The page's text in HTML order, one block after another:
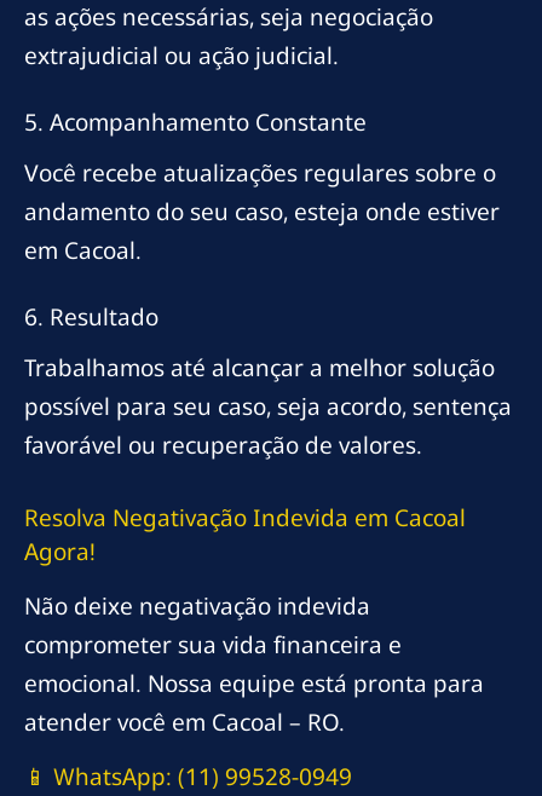
as ações necessárias, seja negociação
extrajudicial ou ação judicial.
5. Acompanhamento Constante
Você recebe atualizações regulares sobre o
andamento do seu caso, esteja onde estiver
em Cacoal.
6. Resultado
Trabalhamos até alcançar a melhor solução
possível para seu caso, seja acordo, sentença
favorável ou recuperação de valores.
Resolva Negativação Indevida em Cacoal
Agora!
Não deixe negativação indevida
comprometer sua vida financeira e
emocional. Nossa equipe está pronta para
atender você em Cacoal – RO.
📱 WhatsApp: (11) 99528-0949